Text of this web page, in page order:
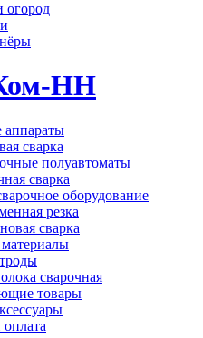
огород
НН
аппараты
сварка
полуавтоматы
сварка
оборудование
резка
сварка
сварочная
товары